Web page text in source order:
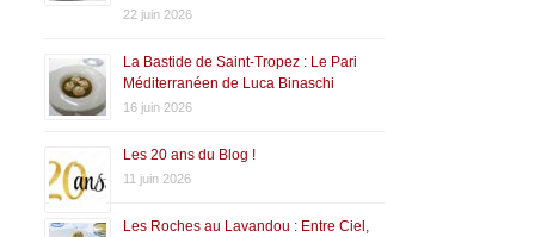
22 juin 2026
La Bastide de Saint-Tropez : Le Pari
Méditerranéen de Luca Binaschi
16 juin 2026
Les 20 ans du Blog !
11 juin 2026
Les Roches au Lavandou : Entre Ciel,